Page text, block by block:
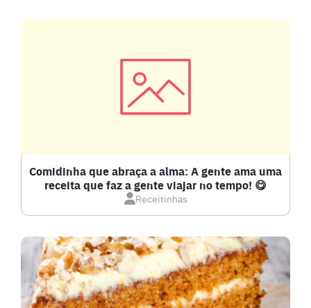
COMPOTAS E GELEIAS
DOCES E SOBREMESAS
DRINKS
FRANGO
Comidinha que abraça a alma: A gente ama uma
receita que faz a gente viajar no tempo! 😋
Receitinhas